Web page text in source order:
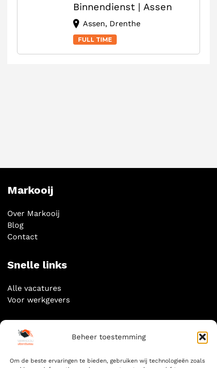
Beheer toestemming
Om de beste ervaringen te bieden, gebruiken wij technologieën zoals
Binnendienst | Assen
Assen, Drenthe
FULL TIME
Markooij
Over Markooij
Blog
Contact
Snelle links
Alle vacatures
Voor werkgevers
Socials